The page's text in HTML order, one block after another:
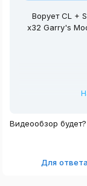
Ворует CL +
x32 Garry's
Видеообзор будет?
Для